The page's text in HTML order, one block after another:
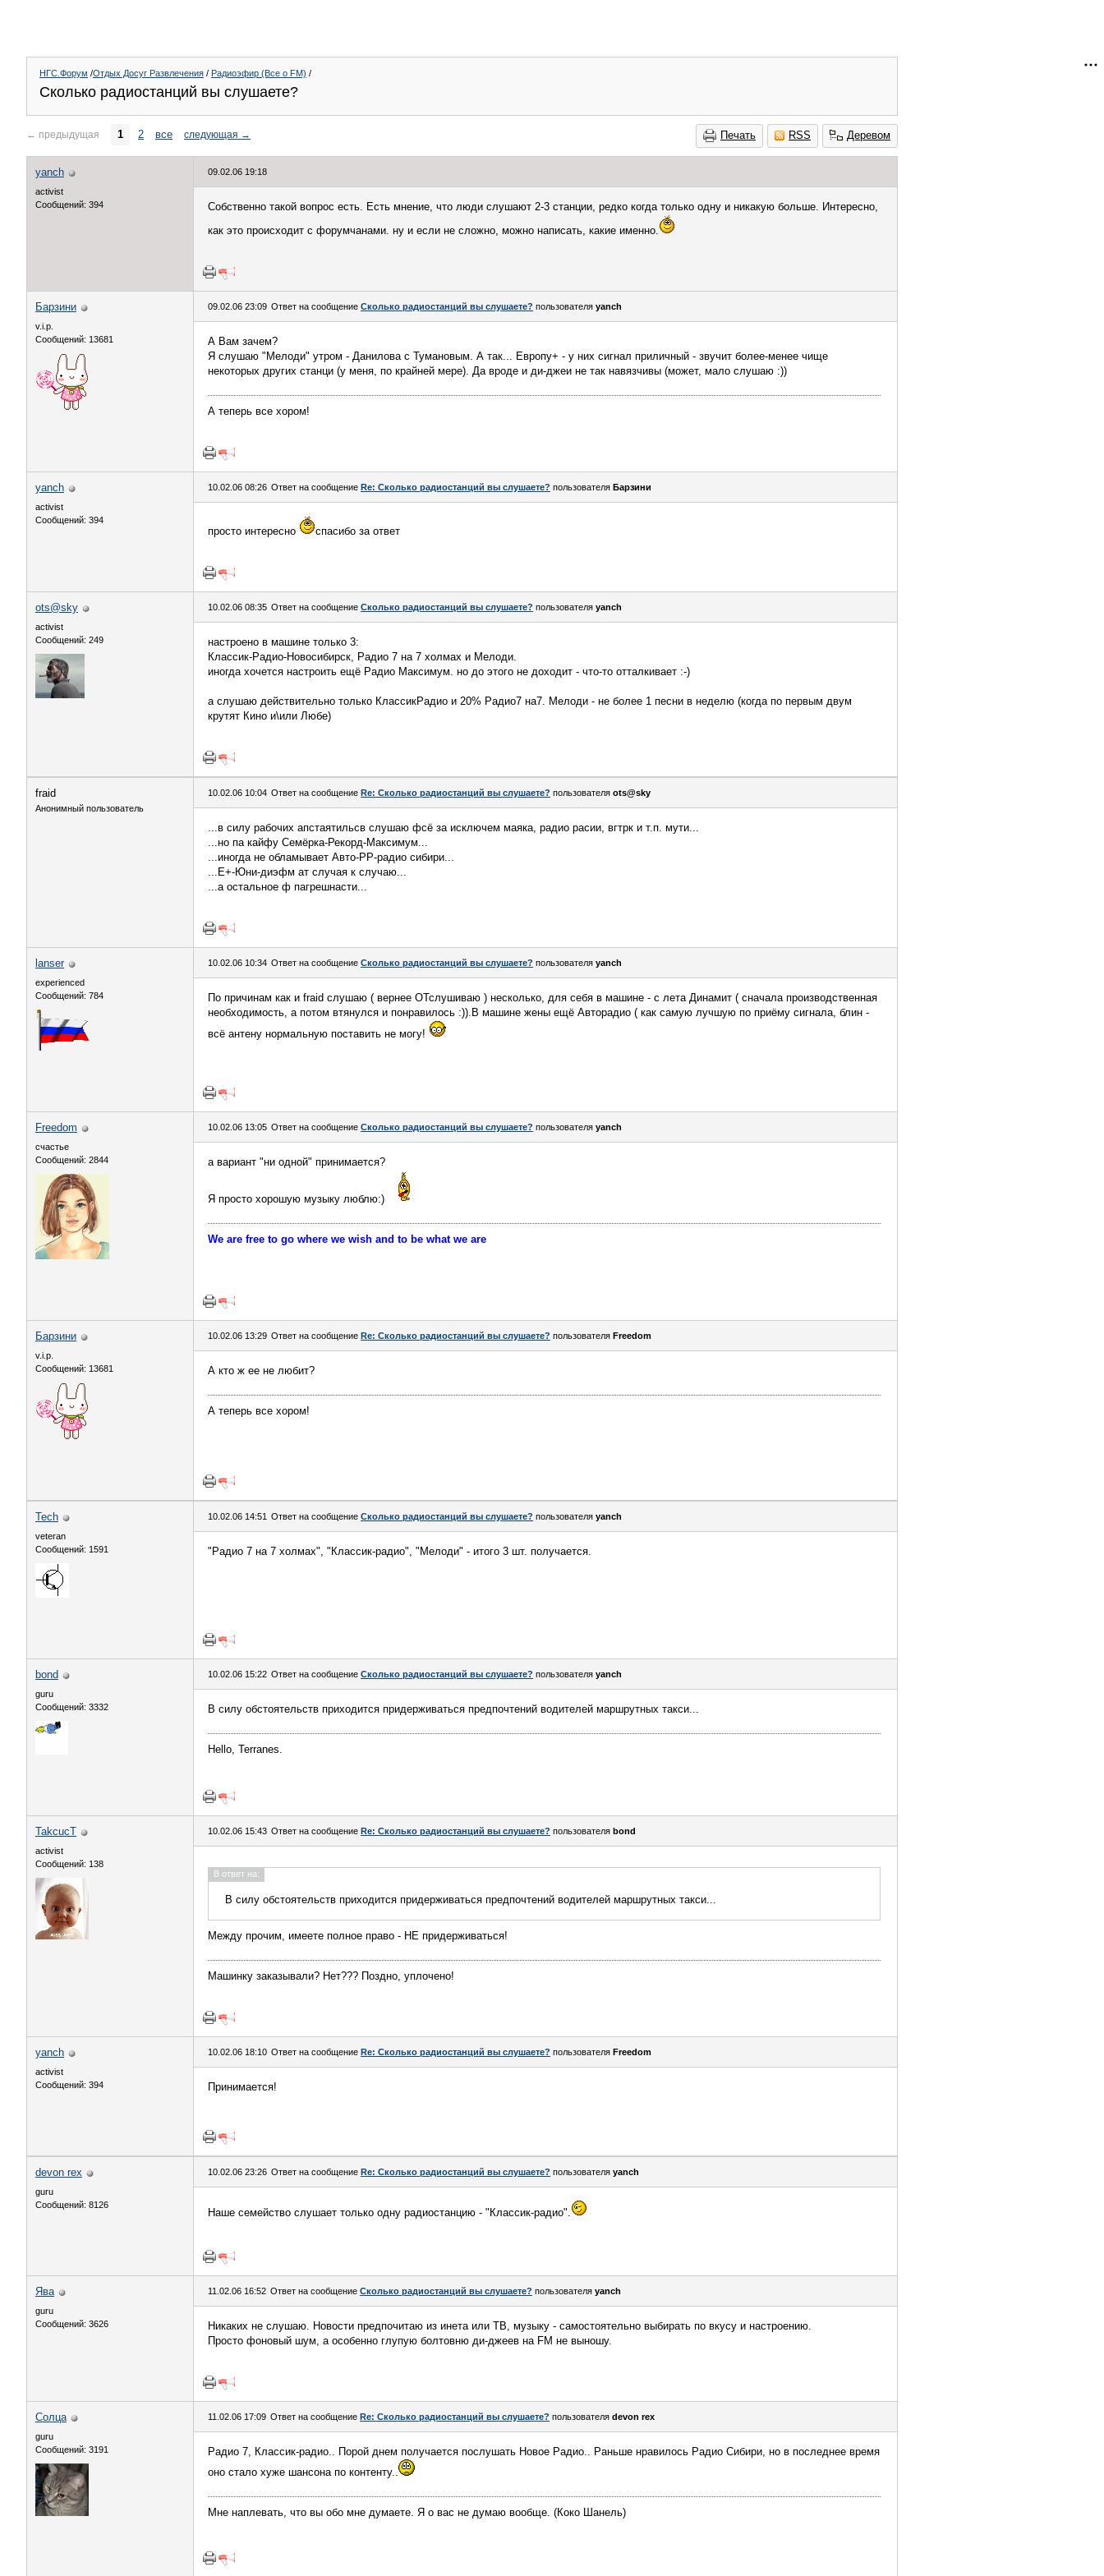
НГС.Форум /Отдых Досуг Развлечения / Радиоэфир (Все о FM) /
Сколько радиостанций вы слушаете?
Печать RSS Деревом
← предыдущая 1 2 все следующая →
yanch
activist
Сообщений: 394
09.02.06 19:18
Собственно такой вопрос есть. Есть мнение, что люди слушают 2-3 станции, редко когда только одну и никакую больше. Интересно,
как это происходит с форумчанами. ну и если не сложно, можно написать, какие именно.
Барзини
v.i.p.
Сообщений: 13681
09.02.06 23:09 Ответ на сообщение Сколько радиостанций вы слушаете? пользователя yanch
А Вам зачем?
Я слушаю "Мелоди" утром - Данилова с Тумановым. А так... Европу+ - у них сигнал приличный - звучит более-менее чище
некоторых других станци (у меня, по крайней мере). Да вроде и ди-джеи не так навязчивы (может, мало слушаю :))
А теперь все хором!
yanch
activist
Сообщений: 394
10.02.06 08:26 Ответ на сообщение Re: Сколько радиостанций вы слушаете? пользователя Барзини
просто интересно спасибо за ответ
ots@sky
activist
Сообщений: 249
10.02.06 08:35 Ответ на сообщение Сколько радиостанций вы слушаете? пользователя yanch
настроено в машине только 3:
Классик-Радио-Новосибирск, Радио 7 на 7 холмах и Мелоди.
иногда хочется настроить ещё Радио Максимум. но до этого не доходит - что-то отталкивает :-)
а слушаю действительно только КлассикРадио и 20% Радио7 на7. Мелоди - не более 1 песни в неделю (когда по первым двум
крутят Кино и\или Любе)
fraid
Анонимный пользователь
10.02.06 10:04 Ответ на сообщение Re: Сколько радиостанций вы слушаете? пользователя ots@sky
...в силу рабочих апстаятильсв слушаю фсё за исключем маяка, радио расии, вгтрк и т.п. мути...
...но па кайфу Семёрка-Рекорд-Максимум...
...иногда не обламывает Авто-РР-радио сибири...
...Е+-Юни-диэфм ат случая к случаю...
...а остальное ф пагрешнасти...
lanser
experienced
Сообщений: 784
10.02.06 10:34 Ответ на сообщение Сколько радиостанций вы слушаете? пользователя yanch
По причинам как и fraid слушаю ( вернее ОТслушиваю ) несколько, для себя в машине - с лета Динамит ( сначала производственная
необходимость, а потом втянулся и понравилось :)).В машине жены ещё Авторадио ( как самую лучшую по приёму сигнала, блин -
всё антену нормальную поставить не могу!
Freedom
счастье
Сообщений: 2844
10.02.06 13:05 Ответ на сообщение Сколько радиостанций вы слушаете? пользователя yanch
а вариант "ни одной" принимается?
Я просто хорошую музыку люблю:)
We are free to go where we wish and to be what we are
Барзини
v.i.p.
Сообщений: 13681
10.02.06 13:29 Ответ на сообщение Re: Сколько радиостанций вы слушаете? пользователя Freedom
А кто ж ее не любит?
А теперь все хором!
Tech
veteran
Сообщений: 1591
10.02.06 14:51 Ответ на сообщение Сколько радиостанций вы слушаете? пользователя yanch
"Радио 7 на 7 холмах", "Классик-радио", "Мелоди" - итого 3 шт. получается.
bond
guru
Сообщений: 3332
10.02.06 15:22 Ответ на сообщение Сколько радиостанций вы слушаете? пользователя yanch
В силу обстоятельств приходится придерживаться предпочтений водителей маршрутных такси...
Hello, Terranes.
TakcucT
activist
Сообщений: 138
10.02.06 15:43 Ответ на сообщение Re: Сколько радиостанций вы слушаете? пользователя bond
В ответ на:
В силу обстоятельств приходится придерживаться предпочтений водителей маршрутных такси...
Между прочим, имеете полное право - НЕ придерживаться!
Машинку заказывали? Нет??? Поздно, уплочено!
yanch
activist
Сообщений: 394
10.02.06 18:10 Ответ на сообщение Re: Сколько радиостанций вы слушаете? пользователя Freedom
Принимается!
devon rex
guru
Сообщений: 8126
10.02.06 23:26 Ответ на сообщение Re: Сколько радиостанций вы слушаете? пользователя yanch
Наше семейство слушает только одну радиостанцию - "Классик-радио".
Ява
guru
Сообщений: 3626
11.02.06 16:52 Ответ на сообщение Сколько радиостанций вы слушаете? пользователя yanch
Никаких не слушаю. Новости предпочитаю из инета или ТВ, музыку - самостоятельно выбирать по вкусу и настроению.
Просто фоновый шум, а особенно глупую болтовню ди-джеев на FM не выношу.
Солца
guru
Сообщений: 3191
11.02.06 17:09 Ответ на сообщение Re: Сколько радиостанций вы слушаете? пользователя devon rex
Радио 7, Классик-радио.. Порой днем получается послушать Новое Радио.. Раньше нравилось Радио Сибири, но в последнее время
оно стало хуже шансона по контенту..
Мне наплевать, что вы обо мне думаете. Я о вас не думаю вообще. (Коко Шанель)